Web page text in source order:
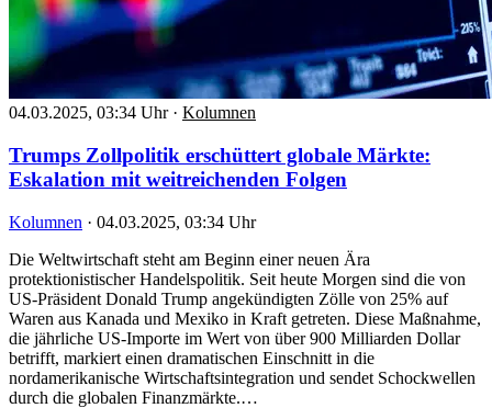
04.03.2025, 03:34 Uhr · Kolumnen
Trumps Zollpolitik erschüttert globale Märkte:
Eskalation mit weitreichenden Folgen
Kolumnen · 04.03.2025, 03:34 Uhr
Die Weltwirtschaft steht am Beginn einer neuen Ära
protektionistischer Handelspolitik. Seit heute Morgen sind die von
US-Präsident Donald Trump angekündigten Zölle von 25% auf
Waren aus Kanada und Mexiko in Kraft getreten. Diese Maßnahme,
die jährliche US-Importe im Wert von über 900 Milliarden Dollar
betrifft, markiert einen dramatischen Einschnitt in die
nordamerikanische Wirtschaftsintegration und sendet Schockwellen
durch die globalen Finanzmärkte.…